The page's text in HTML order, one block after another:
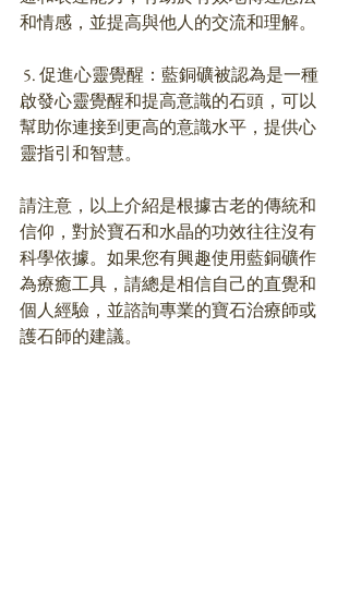
和情感，並提高與他人的交流和理解。
啟發心靈覺醒和提高意識的石頭，可以
幫助你連接到更高的意識水平，提供心
靈指引和智慧。
請注意，以上介紹是根據古老的傳統和
信仰，對於寶石和水晶的功效往往沒有
科學依據。如果您有興趣使用藍銅礦作
為療癒工具，請總是相信自己的直覺和
個人經驗，並諮詢專業的寶石治療師或
護石師的建議。